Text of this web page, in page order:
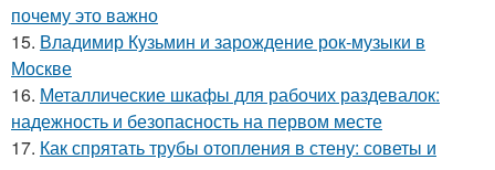
почему это важно
15. Владимир Кузьмин и зарождение рок-музыки в
Москве
16. Металлические шкафы для рабочих раздевалок:
надежность и безопасность на первом месте
17. Как спрятать трубы отопления в стену: советы и